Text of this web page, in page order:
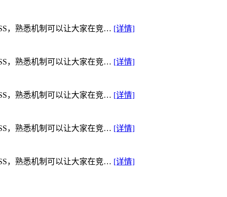
，熟悉机制可以让大家在竞… [详情]
，熟悉机制可以让大家在竞… [详情]
，熟悉机制可以让大家在竞… [详情]
，熟悉机制可以让大家在竞… [详情]
，熟悉机制可以让大家在竞… [详情]